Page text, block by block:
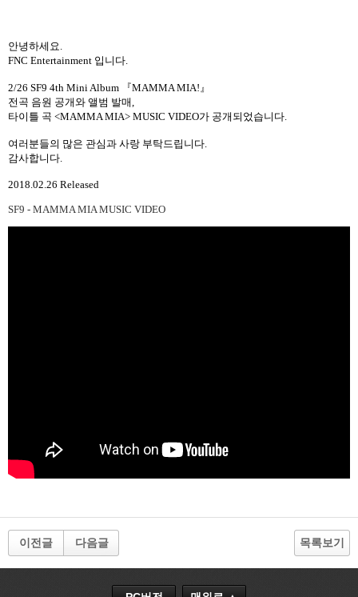
안녕하세요.
FNC Entertainment 입니다.
2/26 SF9 4th Mini Album 『MAMMA MIA!』
전곡 음원 공개와 앨범 발매,
타이틀 곡 <MAMMA MIA> MUSIC VIDEO가 공개되었습니다.
여러분들의 많은 관심과 사랑 부탁드립니다.
감사합니다.
2018.02.26 Released
SF9 - MAMMA MIA MUSIC VIDEO
이전글 다음글 목록보기